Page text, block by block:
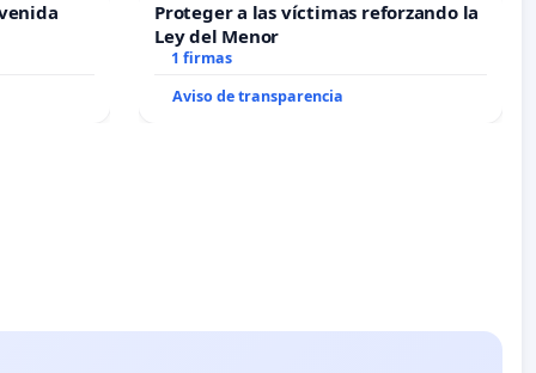
Proteger a las víctimas reforzando la
Ley del Menor
1 firmas
Aviso de transparencia